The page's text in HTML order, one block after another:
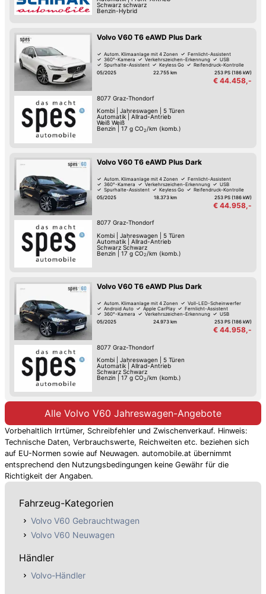
Schwarz schwarz
Benzin-Hybrid
Volvo V60 T6 eAWD Plus Dark
Autom. Klimaanlage mit 4 Zonen
Fernlicht-Assistent
360°-Kamera
Verkehrszeichen-Erkennung
USB
Spurhalte-Assistent
Keyless Go
Reifendruck-Kontrolle
05/2025
22.755 km 253 PS (186 kW)
€ 44.458,-
8077 Graz-Thondorf
Kombi| Jahreswagen
5 Türen
Automatik| Allrad-Antrieb
Weiß Weiß
Benzin
17 g CO2 /km (komb.)
Volvo V60 T6 eAWD Plus Dark
Autom. Klimaanlage mit 4 Zonen
Fernlicht-Assistent
360°-Kamera
Verkehrszeichen-Erkennung
USB
Spurhalte-Assistent
Keyless Go
Reifendruck-Kontrolle
05/2025
18.373 km 253 PS (186 kW)
€ 44.958,-
8077 Graz-Thondorf
Kombi| Jahreswagen
5 Türen
Automatik| Allrad-Antrieb
Schwarz Schwarz
Benzin
17 g CO2 /km (komb.)
Volvo V60 T6 eAWD Plus Dark
Autom. Klimaanlage mit 4 Zonen
Voll-LED-Scheinwerfer
Android Auto
Apple CarPlay
Fernlicht-Assistent
360°-Kamera
Verkehrszeichen-Erkennung
USB
05/2025
24.973 km 253 PS (186 kW)
€ 44.958,-
8077 Graz-Thondorf
Kombi| Jahreswagen
5 Türen
Automatik| Allrad-Antrieb
Schwarz Schwarz
Benzin
17 g CO2 /km (komb.)
Alle Volvo V60 Jahreswagen-Angebote
Vorbehaltlich Irrtümer, Schreibfehler und Zwischenverkauf. Hinweis:
Technische Daten, Verbrauchswerte, Reichweiten etc. beziehen sich
auf EU-Normen sowie auf Neuwagen. automobile.at übernimmt
entsprechend den Nutzungsbedingungen keine Gewähr für die
Richtigkeit der Angaben.
Fahrzeug-Kategorien
Volvo V60 Gebrauchtwagen
Volvo V60 Neuwagen
Händler
Volvo-Händler